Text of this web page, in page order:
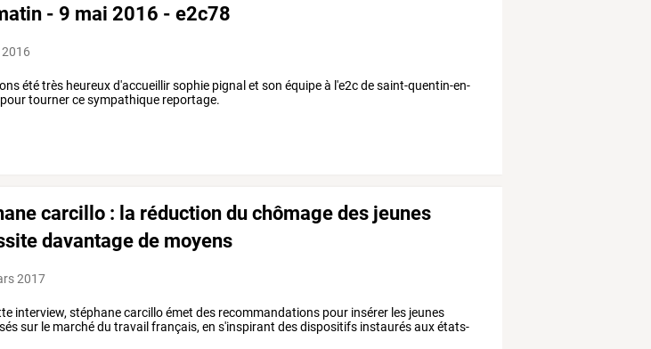
- 9 mai 2016 - e2c78
été très heureux d'accueillir sophie pignal et son équipe à l'e2c de saint-quentin-en-
tourner ce sympathique reportage.
carcillo : la réduction du chômage des jeunes
davantage de moyens
2017
interview, stéphane carcillo émet des recommandations pour insérer les jeunes
sur le marché du travail français, en s'inspirant des dispositifs instaurés aux états-